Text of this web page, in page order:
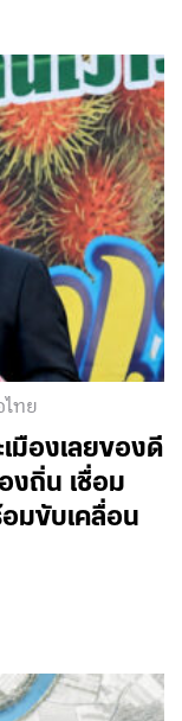
ทย
เมืองเลยของดี
งถิ่น เชื่อม
มขับเคลื่อน